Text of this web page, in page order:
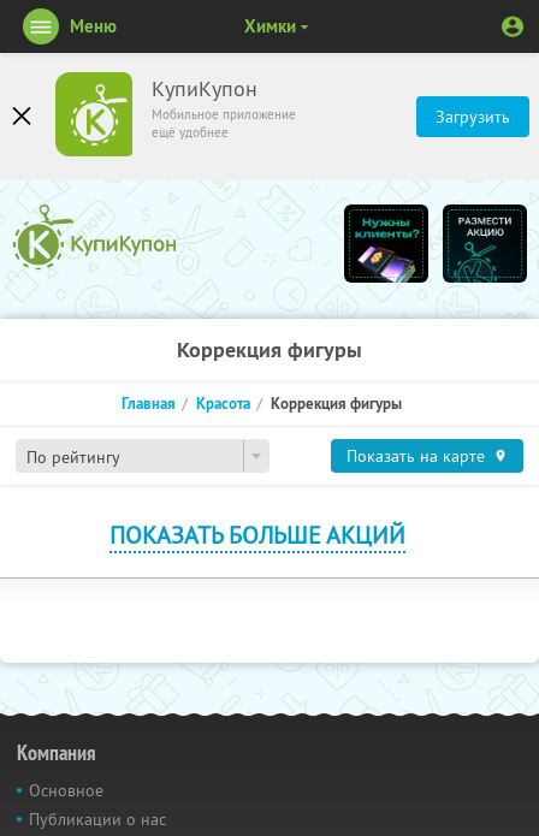
КупиКупон
Мобильное приложение
ещё удобнее
Загрузить
Меню Химки
Коррекция фигуры
По рейтингу
Главная Красота Коррекция фигуры
Показать на карте
ПОКАЗАТЬ БОЛЬШЕ АКЦИЙ
Компания
Основное
Публикации о нас